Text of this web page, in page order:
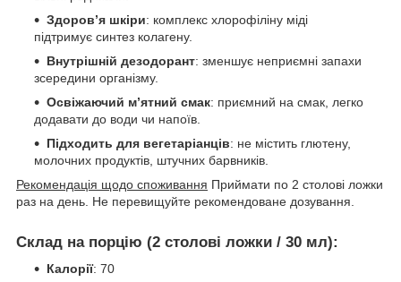
Здоров’я шкіри: комплекс хлорофіліну міді
підтримує синтез колагену.
Внутрішній дезодорант: зменшує неприємні запахи
зсередини організму.
Освіжаючий м’ятний смак: приємний на смак, легко
додавати до води чи напоїв.
Підходить для вегетаріанців: не містить глютену,
молочних продуктів, штучних барвників.
Рекомендація щодо споживання Приймати по 2 столові ложки
раз на день. Не перевищуйте рекомендоване дозування.
Склад на порцію (2 столові ложки / 30 мл):
Калорії: 70